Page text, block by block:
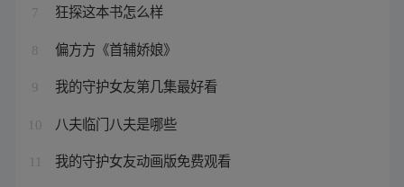
7 狂探这本书怎么样
8 偏方方《首辅娇娘》
9 我的守护女友第几集最好看
10 八夫临门八夫是哪些
我的守护女友动画版免费观看